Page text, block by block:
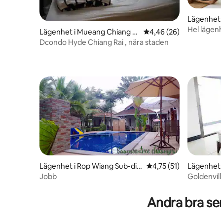
Lägenhet i Mueang Chiang R
ai
4,46 av 5 i
4,46 (26)
Dcondo Hyde Chiang Rai , nära staden
Hel
Lägenhet i Rop Wiang Sub-dis
trict
4,75 av 5 i
4,75 (51)
Jobb
Lägenhet
Andra bra